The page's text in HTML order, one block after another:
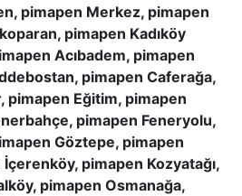
pimapen Merkez, pimapen
pimapen Kadıköy
Acıbadem, pimapen
pimapen Caferağa,
pimapen Eğitim, pimapen
pimapen Feneryolu,
Göztepe, pimapen
pimapen Kozyatağı,
pimapen Osmanağa,